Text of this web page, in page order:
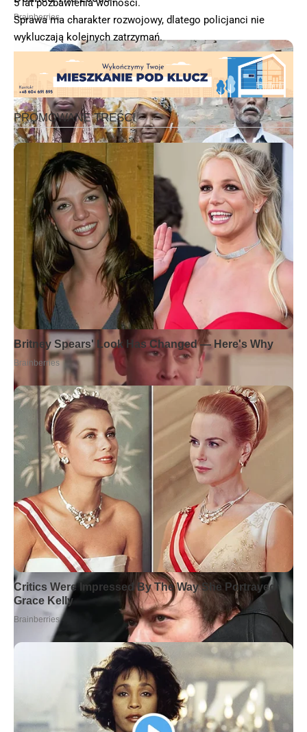
Sprawa ma charakter rozwojowy, dlatego policjanci nie
wykluczają kolejnych zatrzymań.